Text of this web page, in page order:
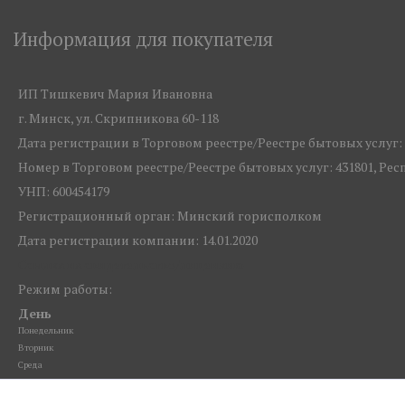
Информация для покупателя
ИП Тишкевич Мария Ивановна
г. Минск, ул. Скрипникова 60-118
Дата регистрации в Торговом реестре/Реестре бытовых услуг:
Номер в Торговом реестре/Реестре бытовых услуг: 431801,
УНП: 600454179
Регистрационный орган: Минский горисполком
Дата регистрации компании: 14.01.2020
Режим работы:
День
Понедельник
Вторник
Среда
Четверг